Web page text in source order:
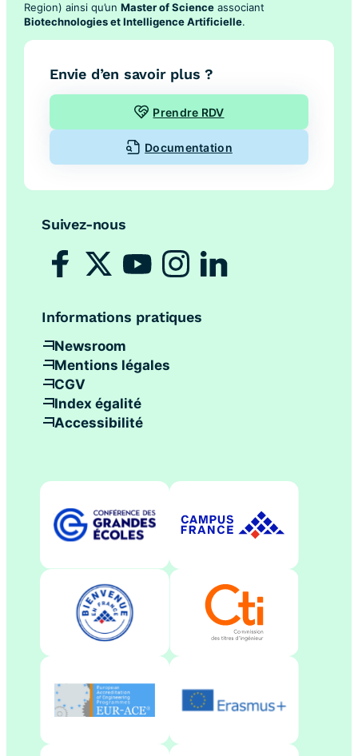
Region) ainsi qu’un Master of Science associant
Biotechnologies et Intelligence Artificielle.
Envie d’en savoir plus ?
Prendre RDV
Documentation
Suivez-nous
Informations pratiques
Newsroom
Mentions légales
CGV
Index égalité
Accessibilité